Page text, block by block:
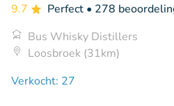
9.7 Perfect • 278
Bus Whisky Distillers
Loosbroek (31km)
Verkocht: 27